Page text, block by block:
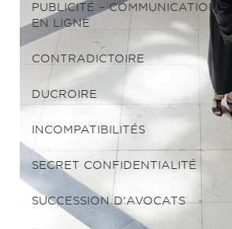
PUBLICITÉ – COMMUNICATION –
EN LIGNE
CONTRADICTOIRE
DUCROIRE
INCOMPATIBILITÉS
SECRET CONFIDENTIALITÉ
SUCCESSION D'AVOCATS